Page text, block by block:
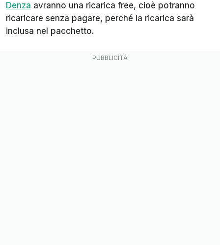
Denza avranno una ricarica free, cioè potranno
ricaricare senza pagare, perché la ricarica sarà
inclusa nel pacchetto.